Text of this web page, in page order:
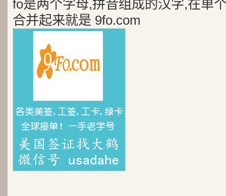
fo是两个字母,拼音组成的汉字,在单
合并起来就是 9fo.com